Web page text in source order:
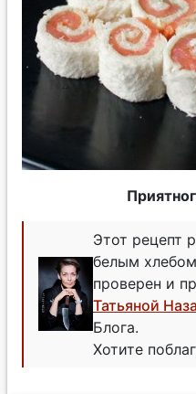
Этот рецепт
белым
проверен и
Татьяной
Блога.
Хотите